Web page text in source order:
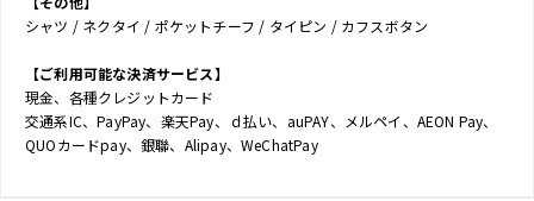
シャツ / ネクタイ / ポケットチーフ / タイピン / カフスボタン
【ご利用可能な決済サービス】
現金、各種クレジットカード
交通系IC、PayPay、楽天Pay、ｄ払い、auPAY、メルペイ、AEON Pay、
QUOカードpay、銀聯、Alipay、WeChatPay